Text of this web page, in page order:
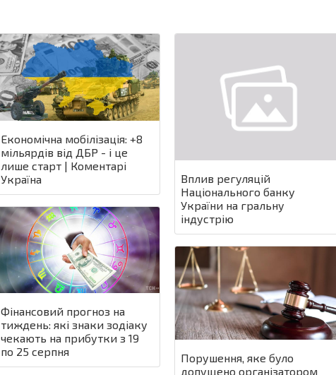
Економічна мобілізація: +8
мільярдів від ДБР - і це
лише старт | Коментарі
Україна
Фінансовий прогноз на
тиждень: які знаки зодіаку
чекають на прибутки з 19
по 25 серпня
Вплив регуляцій
Національного банку
України на гральну
індустрію
Порушення, яке було
допущено організатором